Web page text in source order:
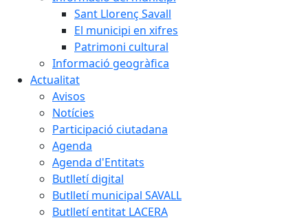
Sant Llorenç Savall
El municipi en xifres
Patrimoni cultural
Informació geogràfica
Actualitat
Avisos
Notícies
Participació ciutadana
Agenda
Agenda d'Entitats
Butlletí digital
Butlletí municipal SAVALL
Butlletí entitat LACERA